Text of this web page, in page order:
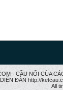
- CẦU NỐI CỦA
DIỄN ĐÀN http://
All